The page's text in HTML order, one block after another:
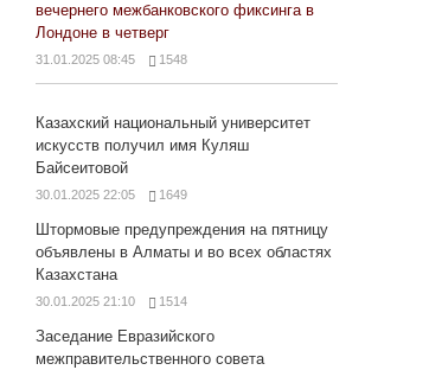
вечернего межбанковского фиксинга в
Лондоне в четверг
31.01.2025 08:45 1548
Казахский национальный университет
искусств получил имя Куляш
Байсеитовой
30.01.2025 22:05 1649
Штормовые предупреждения на пятницу
объявлены в Алматы и во всех областях
Казахстана
30.01.2025 21:10 1514
Заседание Евразийского
межправительственного совета